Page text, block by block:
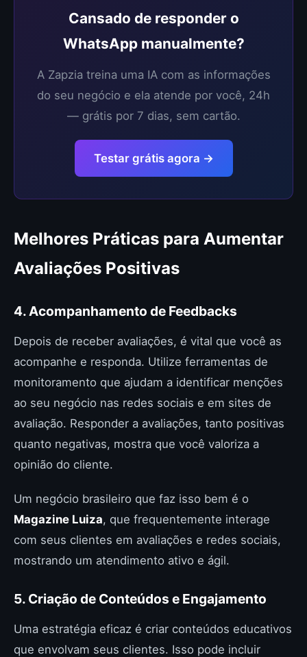
Cansado de responder o
WhatsApp manualmente?
A Zapzia treina uma IA com as informações
do seu negócio e ela atende por você, 24h
— grátis por 7 dias, sem cartão.
Testar grátis agora →
Melhores Práticas para Aumentar
Avaliações Positivas
4. Acompanhamento de Feedbacks
Depois de receber avaliações, é vital que você as
acompanhe e responda. Utilize ferramentas de
monitoramento que ajudam a identificar menções
ao seu negócio nas redes sociais e em sites de
avaliação. Responder a avaliações, tanto positivas
quanto negativas, mostra que você valoriza a
opinião do cliente.
Um negócio brasileiro que faz isso bem é o
Magazine Luiza, que frequentemente interage
com seus clientes em avaliações e redes sociais,
mostrando um atendimento ativo e ágil.
5. Criação de Conteúdos e Engajamento
Uma estratégia eficaz é criar conteúdos educativos
que envolvam seus clientes. Isso pode incluir